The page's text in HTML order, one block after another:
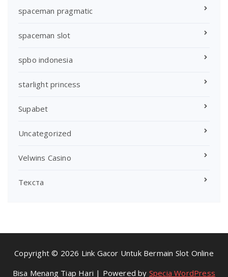
spaceman pragmatic
spaceman slot
spbo indonesia
starlight princess
Supabet
Uncategorized
Velwins Casino
Текста
Copyright © 2026 Link Gacor Untuk Bermain Slot Online
Bisa Menang Tiap Hari | Powered by Specia WordPress